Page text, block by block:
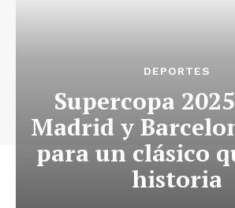
DEPORTES
Supercopa
Madrid y
para un clásico
historia